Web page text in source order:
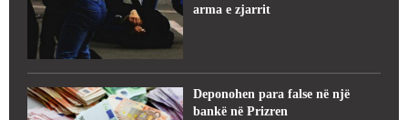
arma e zjarrit
Deponohen para false në një
bankë në Prizren